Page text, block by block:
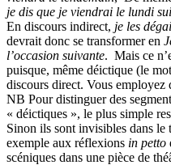
je dis que je viendrai le lundi
En discours indirect, je les
devrait donc se transformer en
l’occasion suivante. Mais ce
puisque, même déictique (le
discours direct. Vous employez
NB Pour distinguer des
« déictiques », le plus simple
Sinon ils sont invisibles dans
exemple aux réflexions in petto
scéniques dans une pièce de